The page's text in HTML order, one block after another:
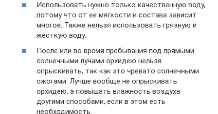
Использовать нужно только качественную воду,
потому что от ее мягкости и состава зависит
многое. Также нельзя использовать грязную и
жесткую воду.
После или во время пребывания под прямыми
солнечными лучами орхидею нельзя
опрыскивать, так как это чревато солнечными
ожогами. Лучше вообще не опрыскивать
орхидею, а повышать влажность воздуха
другими способами, если в этом есть
необходимость.